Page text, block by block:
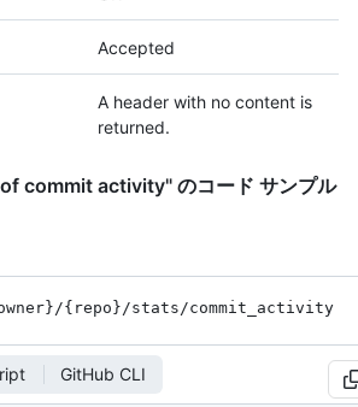
Accepted
A header with no content is
returned.
commit activity" のコード サンプル
/{repo} /stats /commit_ activity
GitHub CLI